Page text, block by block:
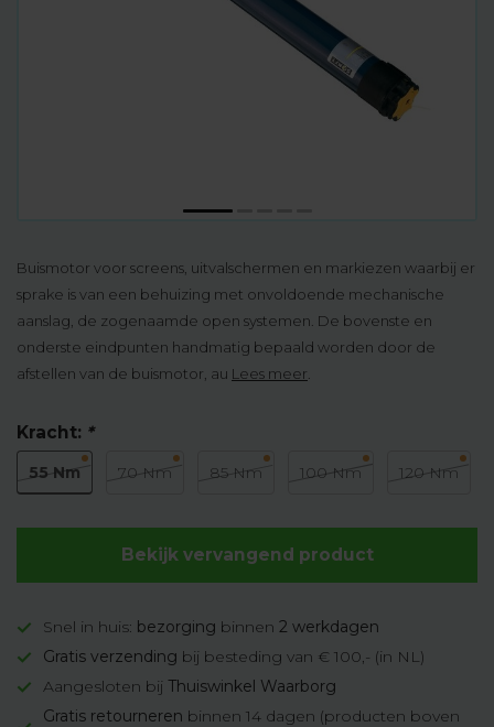
Buismotor voor screens, uitvalschermen en markiezen waarbij er
sprake is van een behuizing met onvoldoende mechanische
aanslag, de zogenaamde open systemen. De bovenste en
onderste eindpunten handmatig bepaald worden door de
afstellen van de buismotor, au Lees meer
Kracht: *
55 Nm 70 Nm 85 Nm 100 Nm 120 Nm
Bekijk vervangend product
Snel in huis: bezorging binnen 2 werkdagen
Gratis verzending bij besteding van € 100,- (in NL)
Aangesloten bij Thuiswinkel Waarborg
Gratis retourneren binnen 14 dagen (producten boven